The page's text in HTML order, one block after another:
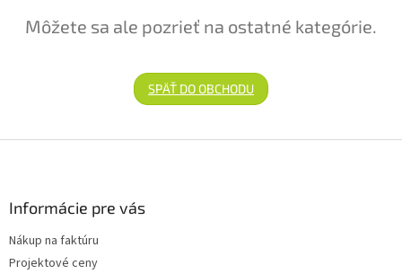
Môžete sa ale pozrieť na ostatné kategórie.
SPÄŤ DO OBCHODU
Informácie pre vás
Nákup na faktúru
Projektové ceny